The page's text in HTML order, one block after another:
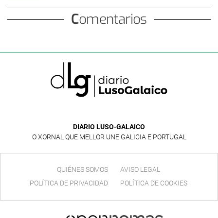
Comentarios
DIARIO LUSO-GALAICO
O XORNAL QUE MELLOR UNE GALICIA E PORTUGAL
QUIÉNES SOMOS
AVISO LEGAL
POLÍTICA DE PRIVACIDAD
POLÍTICA DE COOKIES